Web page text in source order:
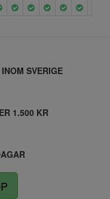
SVERIGE
1.500 KR